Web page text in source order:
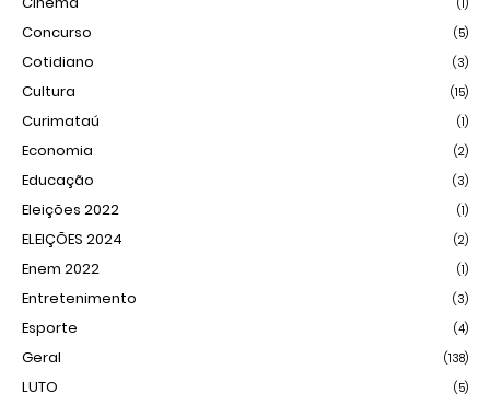
(1)
Concurso (5)
Cotidiano (3)
Cultura (15)
Curimataú (1)
Economia (2)
Educação (3)
Eleições 2022 (1)
ELEIÇÕES 2024 (2)
Enem 2022 (1)
Entretenimento (3)
Esporte (4)
Geral (138)
LUTO (5)